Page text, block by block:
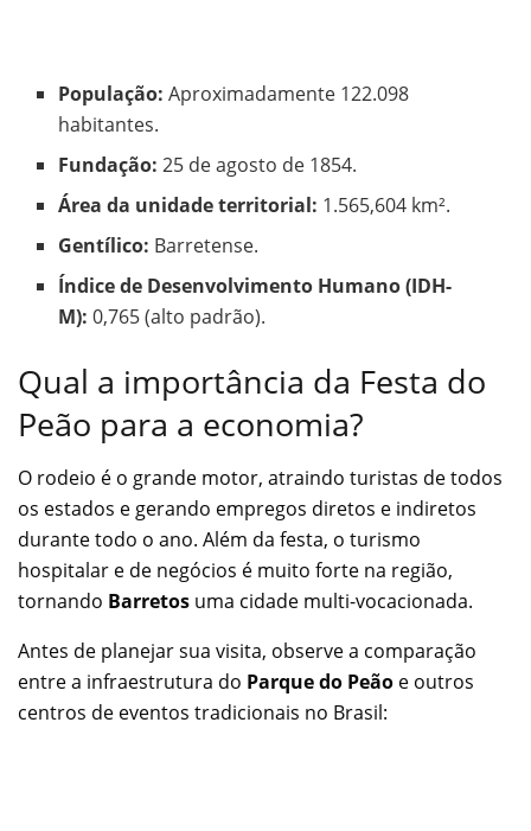
População: Aproximadamente 122.098
habitantes.
Fundação: 25 de agosto de 1854.
Área da unidade territorial: 1.565,604 km².
Gentílico: Barretense.
Índice de Desenvolvimento Humano (IDH-
M): 0,765 (alto padrão).
Qual a importância da Festa do
Peão para a economia?
O rodeio é o grande motor, atraindo turistas de todos
os estados e gerando empregos diretos e indiretos
durante todo o ano. Além da festa, o turismo
hospitalar e de negócios é muito forte na região,
tornando Barretos uma cidade multi-vocacionada.
Antes de planejar sua visita, observe a comparação
entre a infraestrutura do Parque do Peão e outros
centros de eventos tradicionais no Brasil: